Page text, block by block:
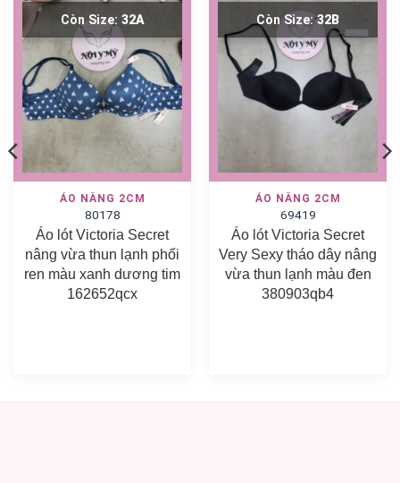
Còn Size: 32A
ÁO NÂNG 2CM
80178
Áo lót Victoria Secret
nâng vừa thun lạnh phối
ren màu xanh dương tim
162652qcx
Còn Size:32B
ÁO NÂNG 2CM
69419
Áo lót Victoria Secret
Very Sexy tháo dây nâng
vừa thun lạnh màu đen
380903qb4